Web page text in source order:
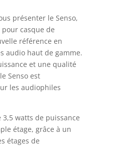
présenter le Senso,
casque de
référence en
audio haut de gamme.
et une qualité
Senso est
les audiophiles
watts de puissance
étage, grâce à un
étages de